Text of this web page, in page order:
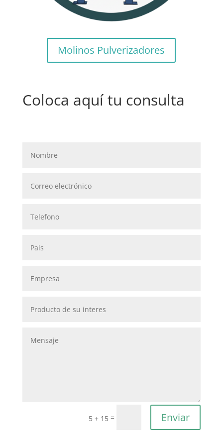
Molinos Pulverizadores
Coloca aquí tu consulta
5 + 15 = Enviar